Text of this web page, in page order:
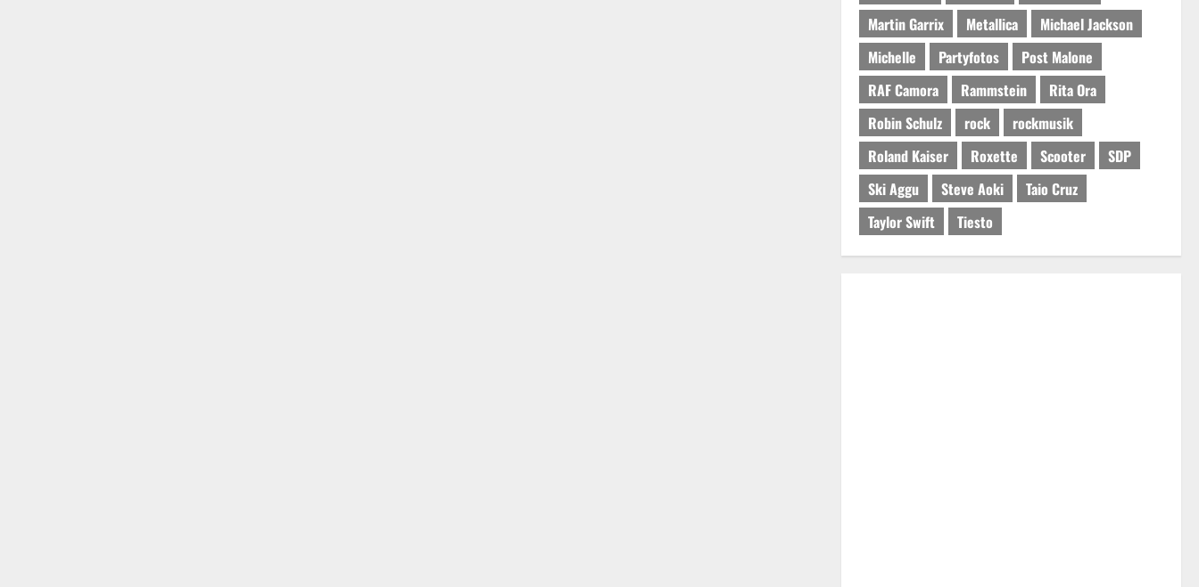
Martin Garrix
Metallica
Michael Jackson
Michelle
Partyfotos
Post Malone
RAF Camora
Rammstein
Rita Ora
Robin Schulz
rock
rockmusik
Roland Kaiser
Roxette Scooter
SDP
Ski Aggu
Steve Aoki
Taio Cruz
Taylor Swift
Tiesto